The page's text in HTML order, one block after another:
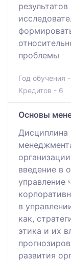
проблемы
Год обучения -
Кредитов - 6
Основы
Дисциплина
введение в
управление
в
как,
этика и их
развития